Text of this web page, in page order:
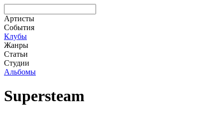
Артисты
События
Клубы
Жанры
Статьи
Студии
Альбомы
Supersteam